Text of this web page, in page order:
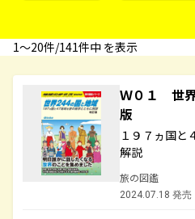
1〜20件/141件中 を表示
Ｗ０１ 世
版
１９７ヵ国と
解説
旅の図鑑
2024.07.18 発売